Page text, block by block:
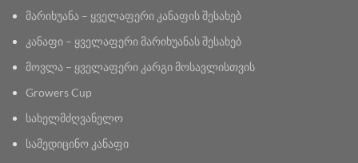
მარიხუანა – ყველაფერი კანაფის შესახებ
კანაფი – ყველაფერი მარიხუანას შესახებ
მოვლა – ყველაფერი კარგი მოსავლისთვის
Growers Cup
სახელმძღვანელო
სამედიცინო კანაფი